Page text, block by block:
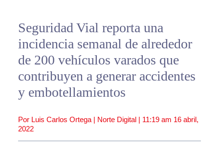
Seguridad Vial reporta una
incidencia semanal de alrededor
de 200 vehículos varados que
contribuyen a generar accidentes
y embotellamientos
Por Luis Carlos Ortega | Norte Digital | 11:19 am 16 abril,
2022